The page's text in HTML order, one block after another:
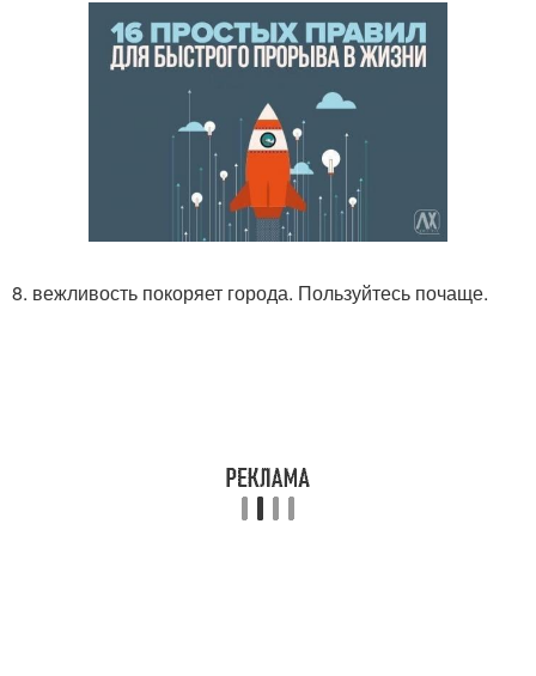
8. вежливость покоряет города. Пользуйтесь почаще.